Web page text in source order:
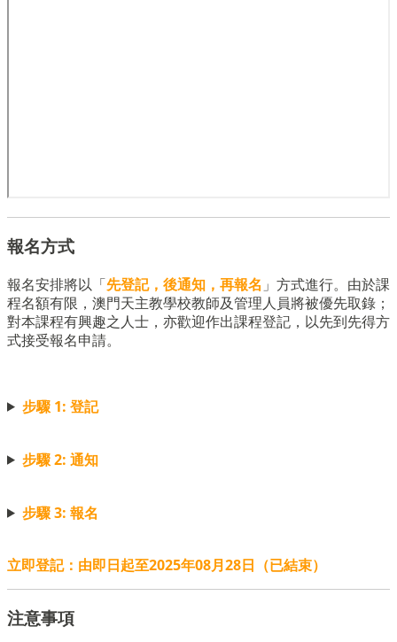
報名方式
報名安排將以「先登記，後通知，再報名 」方式進行。由於課
程名額有限，澳門天主教學校教師及管理人員將被優先取錄；
對本課程有興趣之人士，亦歡迎作出課程登記，以先到先得方
式接受報名申請。
步驟 1: 登記
步驟 2: 通知
步驟 3: 報名
立即登記：由即日起至2025年08月28日（已結束）
注意事項